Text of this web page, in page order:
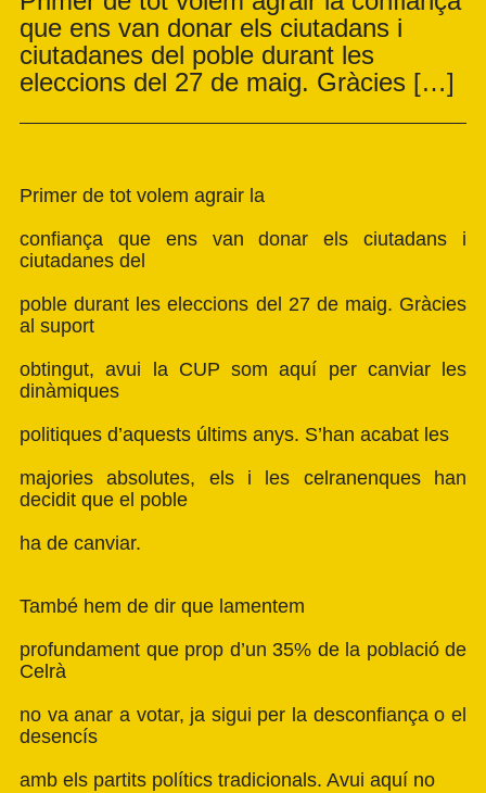
que ens van donar els ciutadans i
ciutadanes del poble durant les
eleccions del 27 de maig. Gràcies […]
Primer de tot volem agrair la
confiança que ens van donar els ciutadans i
ciutadanes del
poble durant les eleccions del 27 de maig. Gràcies
al suport
obtingut, avui la CUP som aquí per canviar les
dinàmiques
politiques d’aquests últims anys. S’han acabat les
majories absolutes, els i les celranenques han
decidit que el poble
ha de canviar.
També hem de dir que lamentem
profundament que prop d’un 35% de la població de
Celrà
no va anar a votar, ja sigui per la desconfiança o el
desencís
amb els partits polítics tradicionals. Avui aquí no